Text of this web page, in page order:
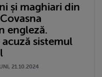
și maghiari din
engleză.
sistemul
21.10.2024